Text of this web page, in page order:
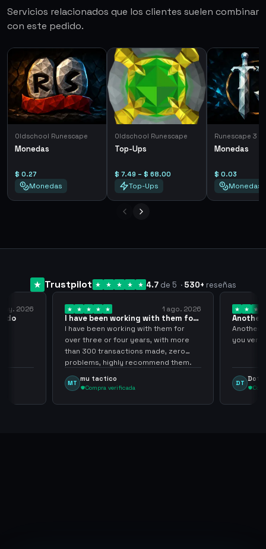
Servicios relacionados que los clientes suelen combinar
con este pedido.
Oldschool Runescape
Monedas
$ 0.27
Monedas
Oldschool Runescape
Top-Ups
$ 7.49 – $ 68.00
Top-Ups
Runescape 3
Monedas
$ 0.03
Monedas
Trustpilot 4.7 de 5 · 530+ reseñas
1 ago. 2026
I have been working with them for
over… 3 years
I have been working with them for
over three or four years, with more
than 300 transactions made, zero
problems, highly recommend them.
MT
mu tactico
Compra verificada
thank…
Another
you very
DT
Dota
2026